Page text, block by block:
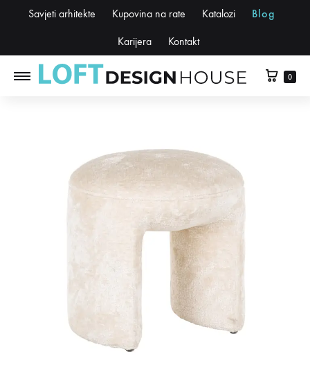
Savjeti arhitekte Kupovina na rate Katalozi Blog
Karijera Kontakt
0